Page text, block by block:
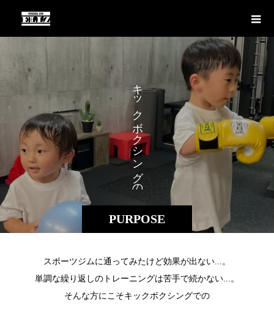
PURPOSE
ッ
ボ
ク
シ
ン
グ
の
スポーツジムに通ってみたけど効果が出ない...。
単調な繰り返しのトレーニングは苦手で続かない...。
そんな方にこそキックボクシングでの